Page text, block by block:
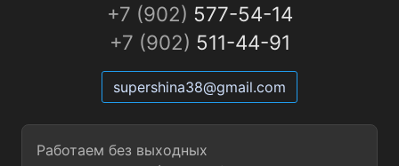
+7 (902) 577-54-14
+7 (902) 511-44-91
supershina38@gmail.com
Работаем без выходных